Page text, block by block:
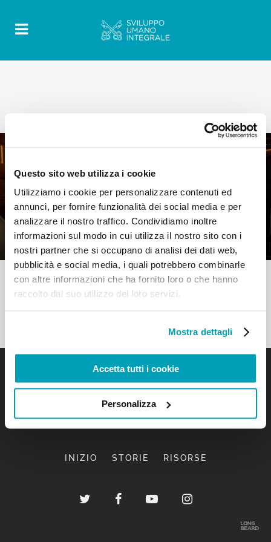
Questo sito web utilizza i cookie
Utilizziamo i cookie per personalizzare contenuti ed
annunci, per fornire funzionalità dei social media e per
analizzare il nostro traffico. Condividiamo inoltre
informazioni sul modo in cui utilizza il nostro sito con i
nostri partner che si occupano di analisi dei dati web,
pubblicità e social media, i quali potrebbero combinarle
con altre informazioni che ha fornito loro o che hanno
raccolto dal suo utilizzo dei loro servizi.
Mostra dettagli
Accetta tutti i cookie
Personalizza
5 Maggio 2020| ByMr_admin | 0
Comments
|
Orientamenti Pastorali sugli Sfollati
Interni
INIZIO STORIE RISORSE